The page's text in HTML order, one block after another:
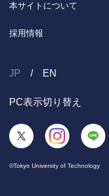
本サイトについて
採用情報
JP EN
PC表示切り替え
©Tokyo University of Technology